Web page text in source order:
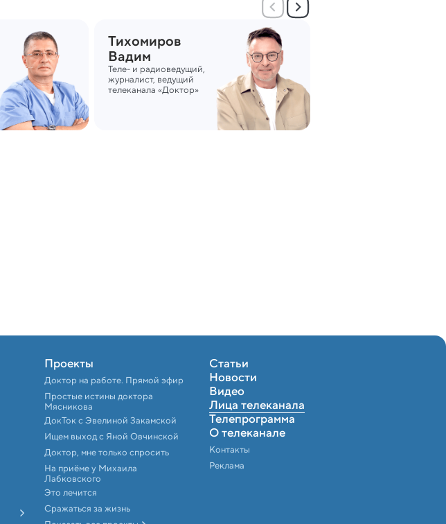
Тихомиров
Вадим
Теле- и радиоведущий,
журналист, ведущий
телеканала «Доктор»
Проекты
Доктор на работе. Прямой эфир
Простые истины доктора
Мясникова
ДокТок с Эвелиной Закамской
Ищем выход с Яной Овчинской
Доктор, мне только спросить
На приёме у Михаила
Лабковского
Это лечится
Сражаться за жизнь
Статьи
Новости
Видео
Лица телеканала
Телепрограмма
О телеканале
Контакты
Реклама